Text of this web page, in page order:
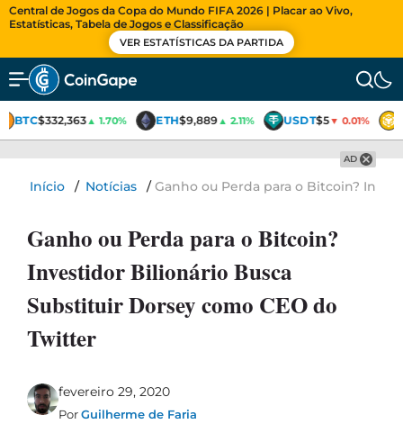
Central de Jogos da Copa do Mundo FIFA 2026 | Placar ao Vivo,
Estatísticas, Tabela de Jogos e Classificação
VER ESTATÍSTICAS DA PARTIDA
BTC$332,363▲ 1.70% ETH$9,889▲ 2.11% USDT$5▼ 0.01%
AD
Início / Notícias /Ganho ou Perda para o Bitcoin?
Ganho ou Perda para o Bitcoin?
Investidor Bilionário Busca
Substituir Dorsey como CEO do
Twitter
fevereiro 29, 2020
PorGuilherme de Faria